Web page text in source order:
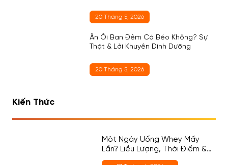
20 Tháng 5, 2026
Ăn Ổi Ban Đêm Có Béo Không? Sự
Thật & Lời Khuyên Dinh Dưỡng
20 Tháng 5, 2026
Kiến Thức
Một Ngày Uống Whey Mấy
Lần? Liều Lượng, Thời Điểm &
Cách Chọn Đúng Cho Người